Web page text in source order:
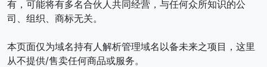
有，可能将有多名合伙人共同经营，与任何众所知识的公
司、组织、商标无关。
本页面仅为域名持有人解析管理域名以备未来之项目，这里
从不提供/售卖任何商品或服务。